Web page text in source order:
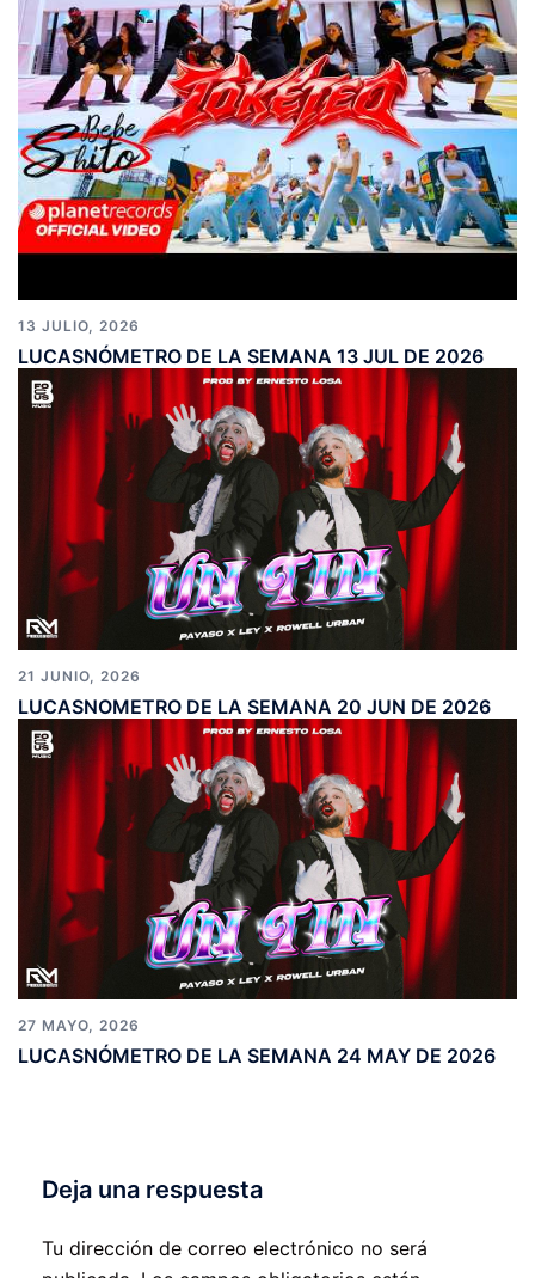
13 JULIO, 2026
LUCASNÓMETRO DE LA SEMANA 13 JUL DE 2026
21 JUNIO, 2026
LUCASNOMETRO DE LA SEMANA 20 JUN DE 2026
27 MAYO, 2026
LUCASNÓMETRO DE LA SEMANA 24 MAY DE 2026
Deja una respuesta
Tu dirección de correo electrónico no será